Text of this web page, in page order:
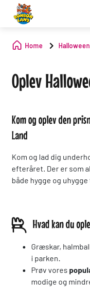
Home Halloween
Oplev
Kom og oplev den
Land
Kom og lad dig
efteråret. Der er som
både hygge og
Hvad kan du
Græskar,
i parken.
Prøv vores
modige og